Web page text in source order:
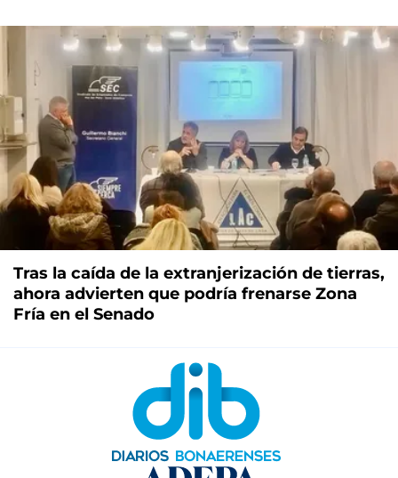
Tras la caída de la extranjerización de tierras,
ahora advierten que podría frenarse Zona
Fría en el Senado